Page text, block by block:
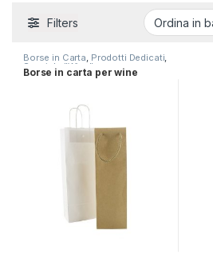
Filters
Borse in Carta, Prodotti Dedicati,
Speciale "Wine"
Borse in carta per wine